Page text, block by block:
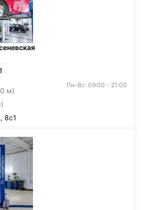
м)
Пн-Вс: 09:00 - 21:00
8с1